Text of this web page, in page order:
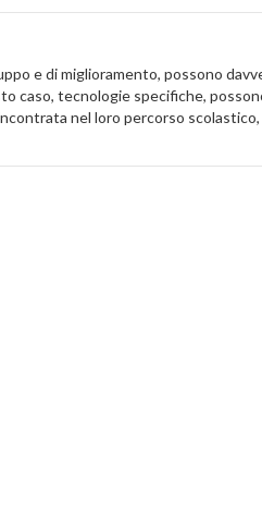
e di miglioramento, possono
caso, tecnologie specifiche,
nel loro percorso